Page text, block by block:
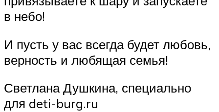
в небо!
И пусть у вас всегда будет любовь,
верность и любящая семья!
Светлана Душкина, специально
для deti-burg.ru